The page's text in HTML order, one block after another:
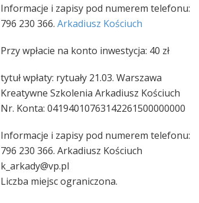
Informacje i zapisy pod numerem telefonu:
796 230 366. Arkadiusz Kościuch
Przy wpłacie na konto inwestycja: 40 zł
tytuł wpłaty: rytuały 21.03. Warszawa
Kreatywne Szkolenia Arkadiusz Kościuch
Nr. Konta: 04194010763142261500000000
Informacje i zapisy pod numerem telefonu:
796 230 366. Arkadiusz Kościuch
k_arkady@vp.pl
Liczba miejsc ograniczona.